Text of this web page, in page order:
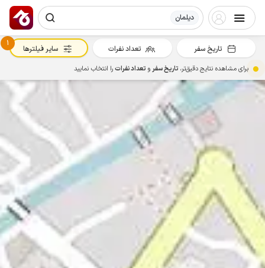
دیلمان
تاریخ سفر تعداد نفرات
1
سایر فیلترها
برای مشاهده نتایج دقیق‌تر، تاریخ سفرو تعداد نفراترا انتخاب نمایید